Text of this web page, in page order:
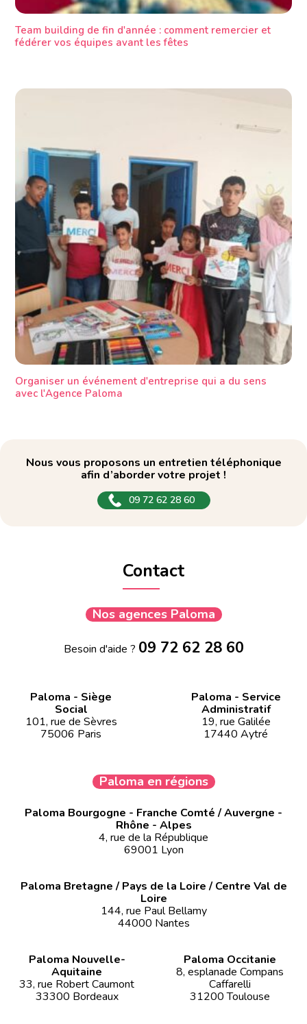
Team building de fin d'année : comment remercier et
fédérer vos équipes avant les fêtes
Organiser un événement d'entreprise qui a du sens
avec l'Agence Paloma
Nous vous proposons un entretien téléphonique
afin d’aborder votre projet !
09 72 62 28 60
Contact
Nos agences Paloma
Besoin d'aide ? 09 72 62 28 60
Paloma - Siège
Social
101, rue de Sèvres
75006 Paris
Paloma - Service
Administratif
19, rue Galilée
17440 Aytré
Paloma en régions
Paloma Bourgogne - Franche Comté / Auvergne -
Rhône - Alpes
4, rue de la République
69001 Lyon
Paloma Bretagne / Pays de la Loire / Centre Val de
Loire
144, rue Paul Bellamy
44000 Nantes
Paloma Nouvelle-
Aquitaine
33, rue Robert Caumont
33300 Bordeaux
Paloma Occitanie
8, esplanade Compans
Caffarelli
31200 Toulouse